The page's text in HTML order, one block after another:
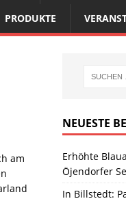
PRODUKTE
am
NEUESTE
Erhöhte
Öjendorfer
In Billstedt: